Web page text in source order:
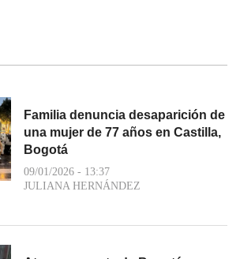
Familia denuncia desaparición de
una mujer de 77 años en Castilla,
Bogotá
09/01/2026 - 13:37
JULIANA HERNÁNDEZ